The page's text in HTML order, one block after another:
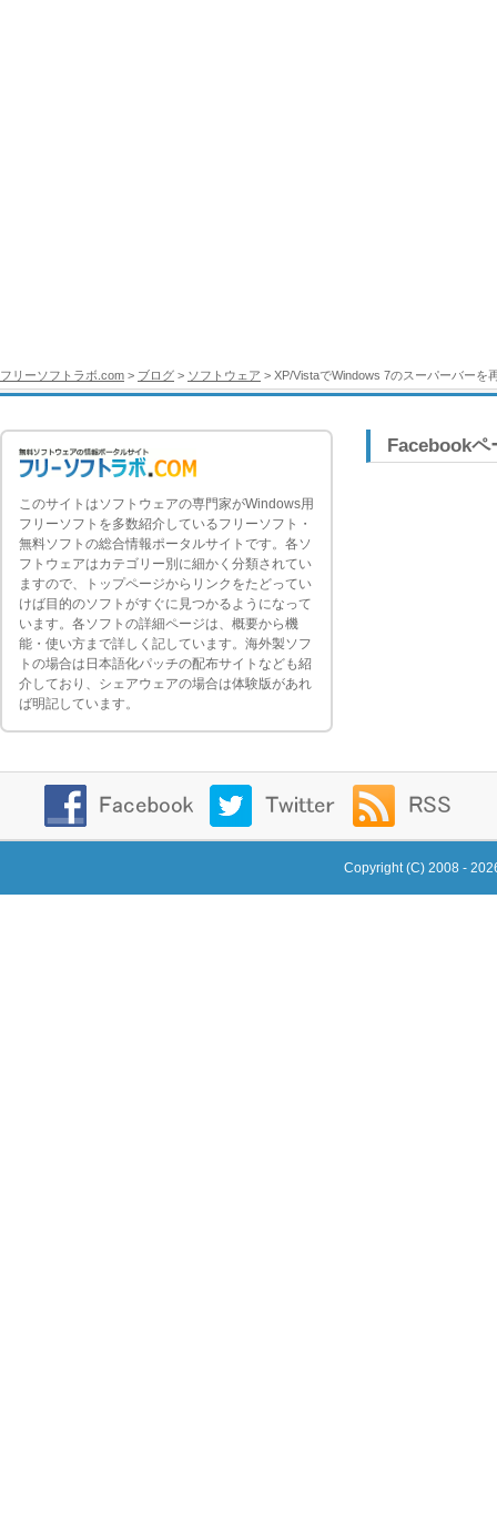
フリーソフトラボ.com > ブログ > ソフトウェア > XP/VistaでWindows 7のスーパーバーを
このサイトはソフトウェアの専門家がWindows用
フリーソフトを多数紹介しているフリーソフト・
無料ソフトの総合情報ポータルサイトです。各ソ
フトウェアはカテゴリー別に細かく分類されてい
ますので、トップページからリンクをたどってい
けば目的のソフトがすぐに見つかるようになって
います。各ソフトの詳細ページは、概要から機
能・使い方まで詳しく記しています。海外製ソフ
トの場合は日本語化パッチの配布サイトなども紹
介しており、シェアウェアの場合は体験版があれ
ば明記しています。
Facebookペ
Copyright (C) 2008 -